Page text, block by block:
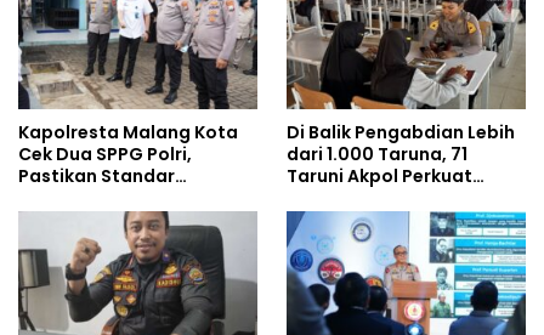
Kapolresta Malang Kota
Cek Dua SPPG Polri,
Pastikan Standar
Pengelolaan Limbah
Berjalan Optimal
Di Balik Pengabdian Lebih
dari 1.000 Taruna, 71
Taruni Akpol Perkuat
Siswa Sekolah Rakyat